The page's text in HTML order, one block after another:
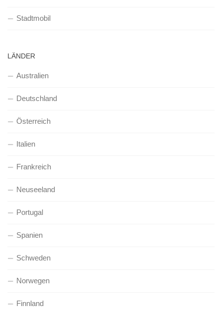
Stadtmobil
LÄNDER
Australien
Deutschland
Österreich
Italien
Frankreich
Neuseeland
Portugal
Spanien
Schweden
Norwegen
Finnland